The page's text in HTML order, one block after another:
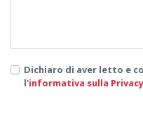
Dichiaro di aver letto e
l'informativa sulla Privacy